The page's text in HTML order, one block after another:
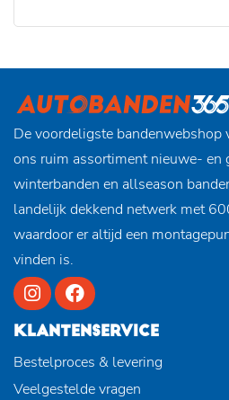
De voordeligste bandenwebshop
ons ruim assortiment nieuwe- en
winterbanden en allseason
landelijk dekkend netwerk met
waardoor er altijd een
vinden is.
KLANTENSERVICE
Bestelproces & levering
Veelgestelde vragen